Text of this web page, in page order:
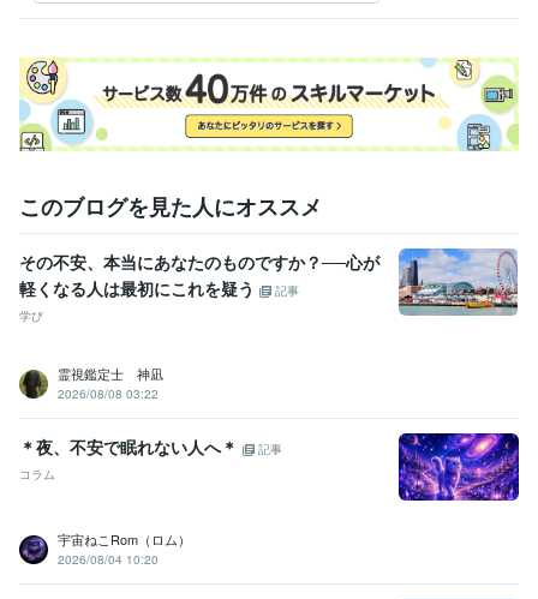
占い タロット占い
占い スピリチュアル 人間関係 悩み カウンセリング 恋愛
相談
仕事
職場 生き辛さ
自殺
このブログを見た人にオススメ
その不安、本当にあなたのものですか？──心が
軽くなる人は最初にこれを疑う
記事
学び
霊視鑑定士 神凪
2026/08/08 03:22
＊夜、不安で眠れない人へ＊
記事
コラム
宇宙ねこRom（ロム）
2026/08/04 10:20